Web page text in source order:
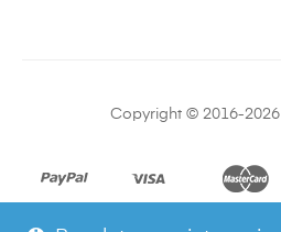
Copyright © 2016-2026